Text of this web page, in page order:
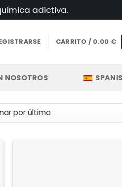
adictiva.
CARRITO / 0.00 €
NOSOTROS